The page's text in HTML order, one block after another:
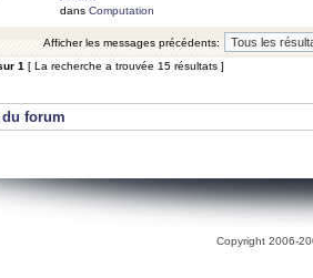
dans Computation
Afficher les messages précédents:
1 [ La recherche a trouvée 15 résultats ]
du forum
Copyright 2006-